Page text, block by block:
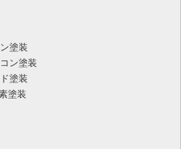
塗装
ン塗装
塗装
塗装